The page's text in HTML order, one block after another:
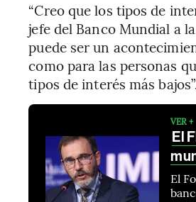
“Creo que los tipos de
jefe del Banco Mundial a
puede ser un
como para las personas
tipos de interés más
VER +
El
El